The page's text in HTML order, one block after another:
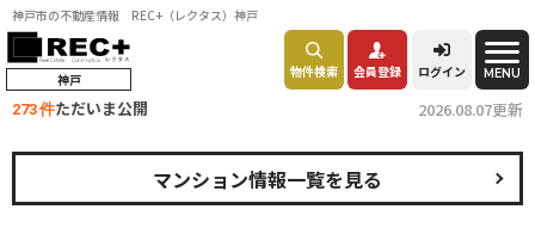
神戸市の不動産情報 REC+（レクタス）神戸
神戸 物件検索 会員登録 ログイン MENU
273 件ただいま公開 2026.08.07更新
マンション情報一覧を見る